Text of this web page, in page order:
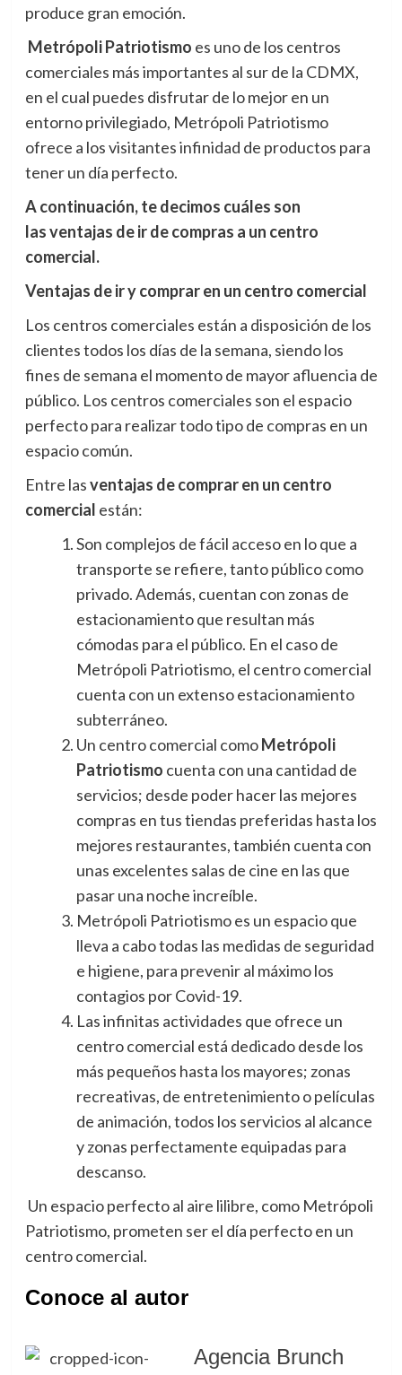
produce gran emoción.
Metrópoli Patriotismo es uno de los centros
comerciales más importantes al sur de la CDMX,
en el cual puedes disfrutar de lo mejor en un
entorno privilegiado, Metrópoli Patriotismo
ofrece a los visitantes infinidad de productos para
tener un día perfecto.
A continuación, te decimos cuáles son
las ventajas de ir de compras a un centro
comercial.
Ventajas de ir y comprar en un centro comercial
Los centros comerciales están a disposición de los
clientes todos los días de la semana, siendo los
fines de semana el momento de mayor afluencia de
público. Los centros comerciales son el espacio
perfecto para realizar todo tipo de compras en un
espacio común.
Entre lasventajas de comprar en un centro
comercial están:
Son complejos de fácil acceso en lo que a
transporte se refiere, tanto público como
privado. Además, cuentan con zonas de
estacionamiento que resultan más
cómodas para el público. En el caso de
Metrópoli Patriotismo, el centro comercial
cuenta con un extenso estacionamiento
subterráneo.
Un centro comercial comoMetrópoli
Patriotismo cuenta con una cantidad de
servicios; desde poder hacer las mejores
compras en tus tiendas preferidas hasta los
mejores restaurantes, también cuenta con
unas excelentes salas de cine en las que
pasar una noche increíble.
Metrópoli Patriotismo es un espacio que
lleva a cabo todas las medidas de seguridad
e higiene, para prevenir al máximo los
contagios por Covid-19.
Las infinitas actividades que ofrece un
centro comercial está dedicado desde los
más pequeños hasta los mayores; zonas
recreativas, de entretenimiento o películas
de animación, todos los servicios al alcance
y zonas perfectamente equipadas para
descanso.
Un espacio perfecto al aire lilibre, como Metrópoli
Patriotismo, prometen ser el día perfecto en un
centro comercial.
Conoce al autor
Agencia Brunch